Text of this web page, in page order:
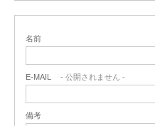
名前
E-MAIL - 公開されません -
備考